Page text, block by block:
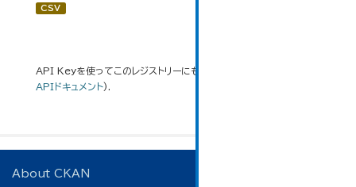
CSV
API Keyを使ってこのレジストリーにもアクセス可能です
APIドキュメント).
About CKAN